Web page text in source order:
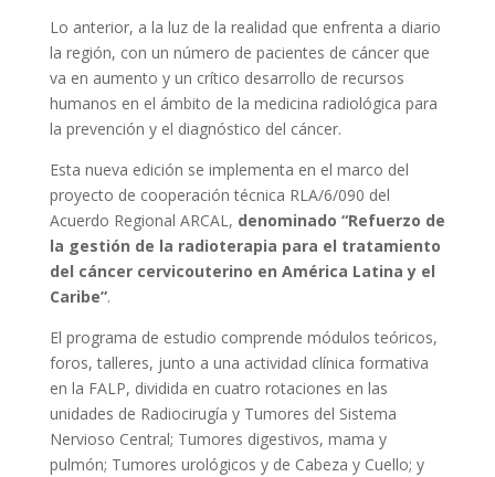
Lo anterior, a la luz de la realidad que enfrenta a diario
la región, con un número de pacientes de cáncer que
va en aumento y un crítico desarrollo de recursos
humanos en el ámbito de la medicina radiológica para
la prevención y el diagnóstico del cáncer.
Esta nueva edición se implementa en el marco del
proyecto de cooperación técnica RLA/6/090 del
Acuerdo Regional ARCAL, denominado “Refuerzo de
la gestión de la radioterapia para el tratamiento
del cáncer cervicouterino en América Latina y el
Caribe”.
El programa de estudio comprende módulos teóricos,
foros, talleres, junto a una actividad clínica formativa
en la FALP, dividida en cuatro rotaciones en las
unidades de Radiocirugía y Tumores del Sistema
Nervioso Central; Tumores digestivos, mama y
pulmón; Tumores urológicos y de Cabeza y Cuello; y